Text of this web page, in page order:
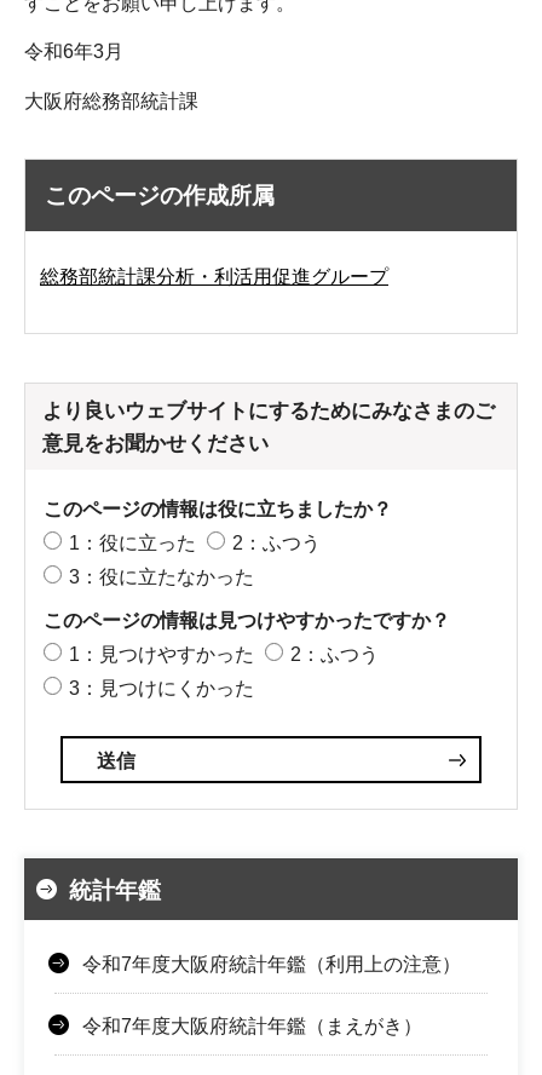
令和6年3月
大阪府総務部統計課
このページの作成所属
総務部統計課分析・利活用促進グループ
より良いウェブサイトにするためにみなさまのご
意見をお聞かせください
このページの情報は役に立ちましたか？
1：役に立った
2：ふつう
3：役に立たなかった
このページの情報は見つけやすかったですか？
1：見つけやすかった
2：ふつう
3：見つけにくかった
統計年鑑
令和7年度大阪府統計年鑑（利用上の注意）
令和7年度大阪府統計年鑑（まえがき）